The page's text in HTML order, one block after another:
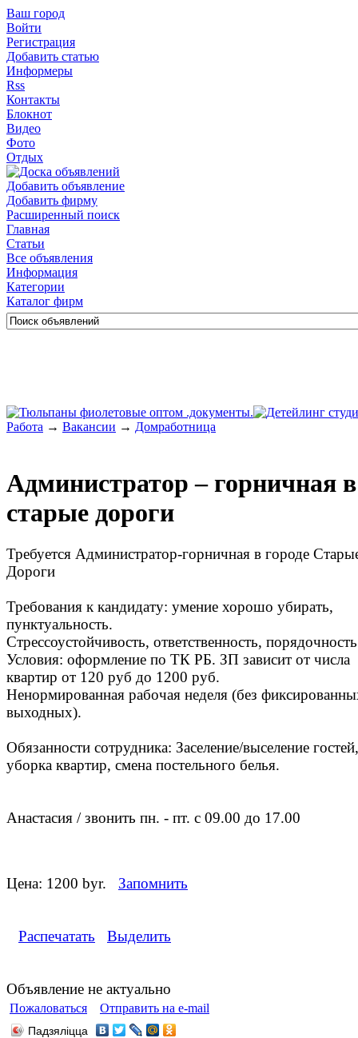
Ваш город
Войти
Регистрация
Добавить статью
Информеры
Rss
Контакты
Блокнот
Видео
Фото
Отдых
Добавить объявление
Добавить фирму
Расширенный поиск
Главная
Статьи
Все объявления
Информация
Категории
Каталог фирм
Работа → Вакансии → Домработница
Администратор – горничная в
старые дороги
Требуется Администратор-горничная в городе
Дороги
Требования к кандидату: умение хорошо убирать,
пунктуальность.
Стрессоустойчивость, ответственность,
Условия: оформление по ТК РБ. ЗП зависит от числа
квартир от 120 руб до 1200 руб.
Ненормированная рабочая неделя (без
выходных).
Обязанности сотрудника: Заселение/выселение гостей,
уборка квартир, смена постельного белья.
Анастасия / звонить пн. - пт. с 09.00 до 17.00
Цена: 1200 byr. Запомнить
Распечатать Выделить
Объявление не актуально
Пожаловаться Отправить на e-mail
Падзяліцца